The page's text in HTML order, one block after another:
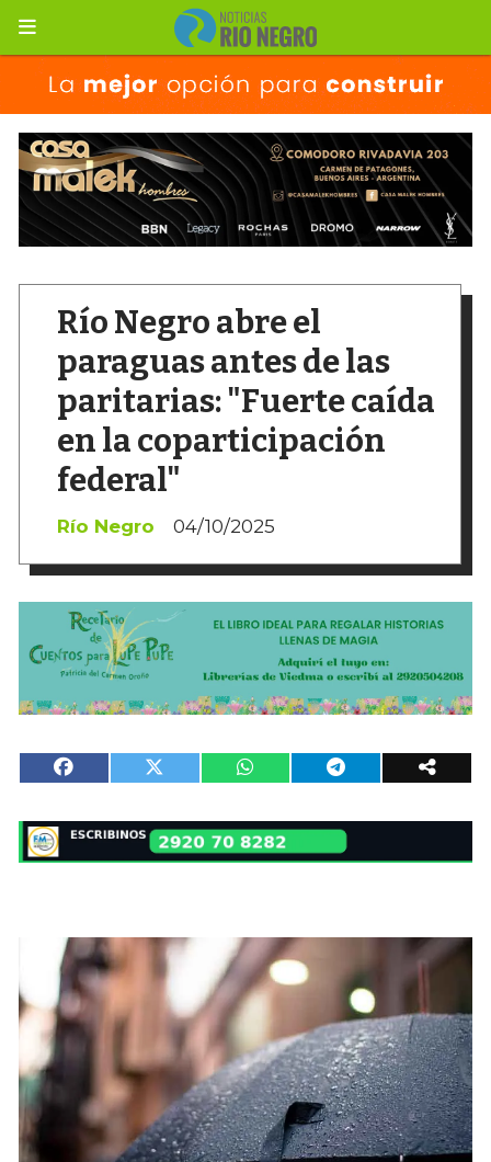
Río Negro abre el
paraguas antes de las
paritarias: "Fuerte caída
en la coparticipación
federal"
Río Negro 04/10/2025